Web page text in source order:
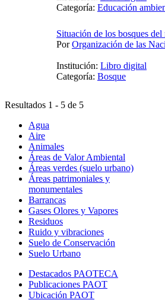
Categoría: Educación
Situación de los bosques del
PorOrganización de las
Institución: Libro digital
Categoría: Bosque
Resultados 1 - 5 de 5
Agua
Aire
Animales
Áreas de Valor Ambiental
Áreas verdes (suelo urbano)
Áreas patrimoniales y
monumentales
Barrancas
Gases Olores y Vapores
Residuos
Ruido y vibraciones
Suelo de Conservación
Suelo Urbano
Destacados PAOTECA
Publicaciones PAOT
Ubicación PAOT